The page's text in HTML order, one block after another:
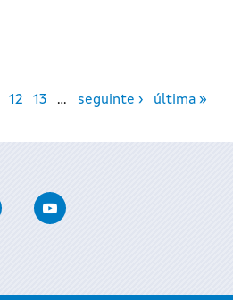
12 13 … seguinte › última »
InstagramYoutube